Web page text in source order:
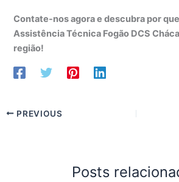
Contate-nos agora e descubra por
Assistência Técnica Fogão DCS
região!
PREVIOUS
Posts